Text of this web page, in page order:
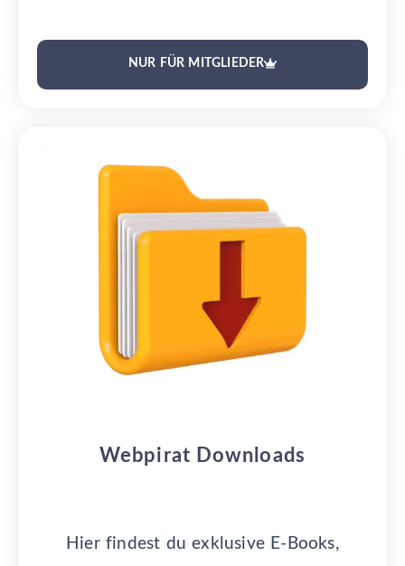
NUR FÜR MITGLIEDER
Webpirat Downloads
Hier findest du exklusive E-Books,